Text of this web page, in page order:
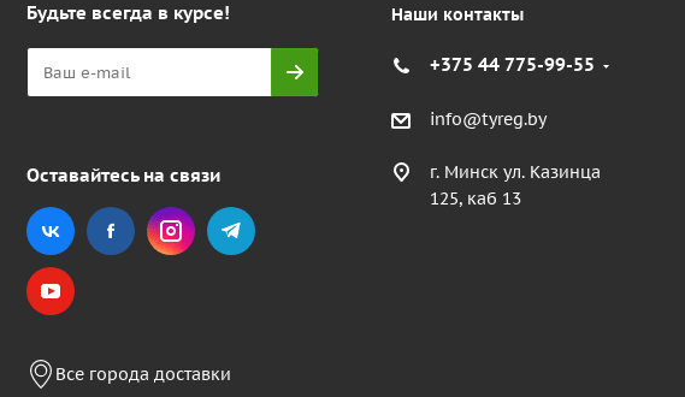
Будьте всегда в курсе!
Оставайтесь на связи
Все города доставки
Наши контакты
+375 44 775-99-55
info@tyreg.by
г. Минск ул. Казинца
125, каб 13